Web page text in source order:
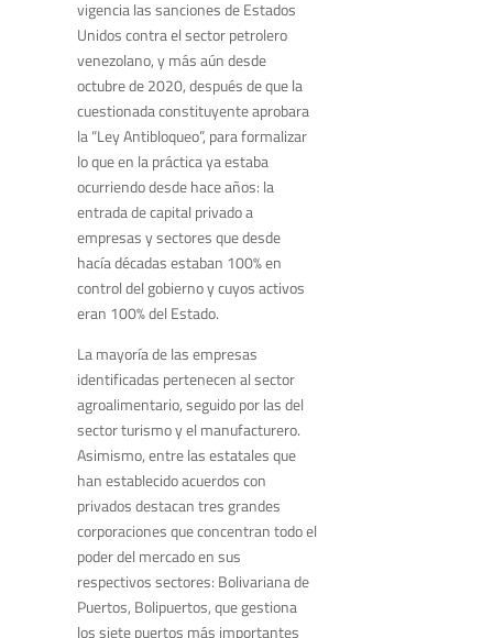
vigencia las sanciones de Estados
Unidos contra el sector petrolero
venezolano, y más aún desde
octubre de 2020, después de que la
cuestionada constituyente aprobara
la “Ley Antibloqueo”, para formalizar
lo que en la práctica ya estaba
ocurriendo desde hace años: la
entrada de capital privado a
empresas y sectores que desde
hacía décadas estaban 100% en
control del gobierno y cuyos activos
eran 100% del Estado.
La mayoría de las empresas
identificadas pertenecen al sector
agroalimentario, seguido por las del
sector turismo y el manufacturero.
Asimismo, entre las estatales que
han establecido acuerdos con
privados destacan tres grandes
corporaciones que concentran todo el
poder del mercado en sus
respectivos sectores: Bolivariana de
Puertos, Bolipuertos, que gestiona
los siete puertos más importantes